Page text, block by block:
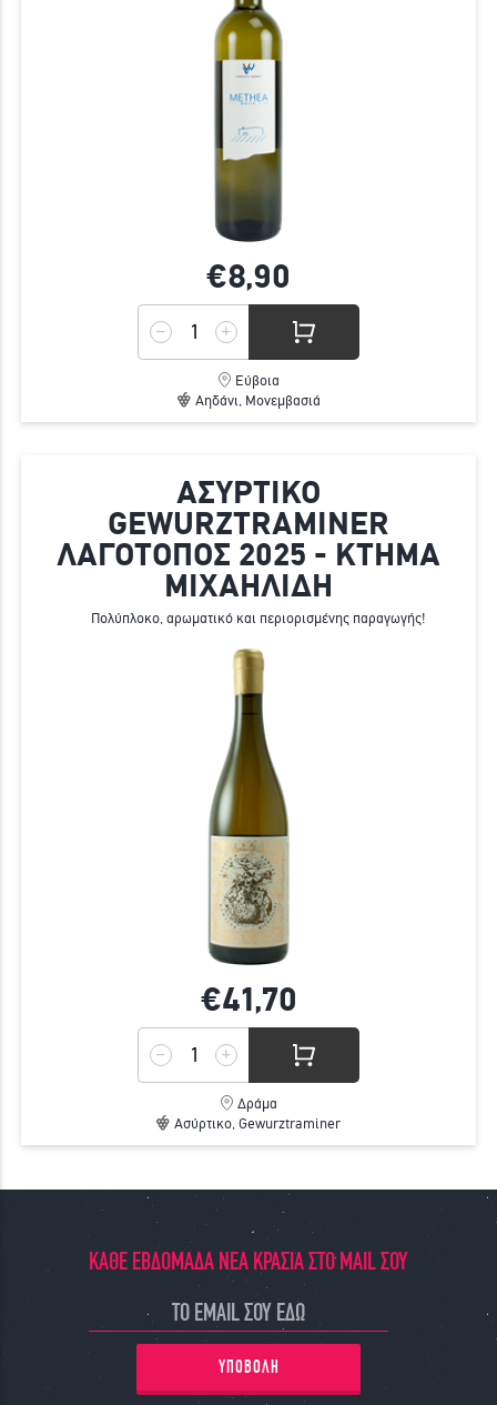
€8,90
Εύβοια
Αηδάνι, Μονεμβασιά
ΑΣΥΡΤΙΚΟ
GEWURZTRAMINER
ΛΑΓΟΤΟΠΟΣ 2025 - ΚΤΗΜΑ
ΜΙΧΑΗΛΙΔΗ
Πολύπλοκο, αρωματικό και περιορισμένης παραγωγής!
€41,70
Δράμα
Ασύρτικο, Gewurztraminer
ΚΑΘΕ ΕΒΔΟΜΑΔΑ ΝΕΑ ΚΡΑΣΙΑ ΣΤΟ MAIL ΣΟΥ
ΥΠΟΒΟΛΗ